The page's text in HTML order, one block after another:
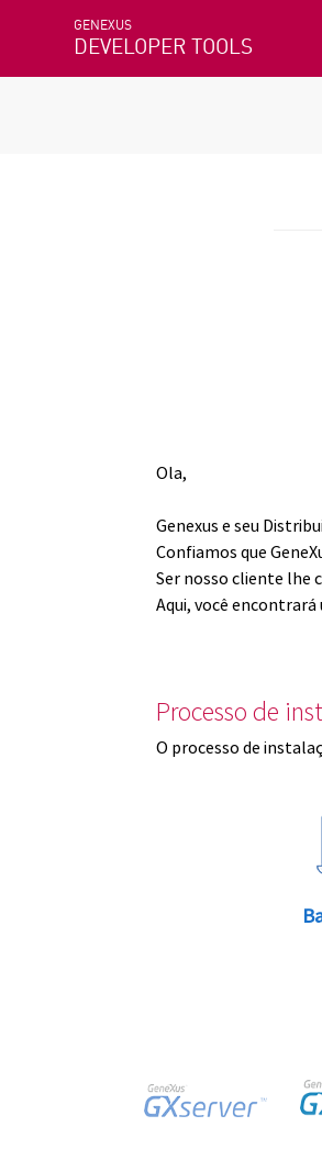
GENEXUS
DEVELOPER TOOLS
Ola,
Genexus e seu
Confiamos que
Ser nosso cliente lhe
Aqui, você
Processo de
O processo de